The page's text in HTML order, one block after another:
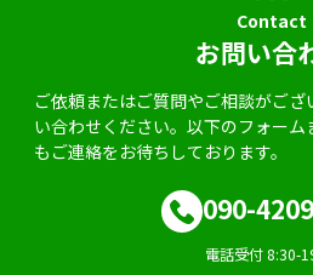
Contact
お問い合
ご依頼またはご質問やご相談がご
い合わせください。以下のフォー
もご連絡をお待ちしております。
090-
電話受付 8:30-